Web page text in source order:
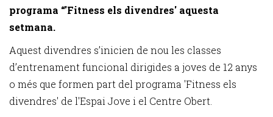
programa “'Fitness els divendres' aquesta
setmana.
Aquest divendres s’inicien de nou les classes
d’entrenament funcional dirigides a joves de 12 anys
o més que formen part del programa 'Fitness els
divendres' de l'Espai Jove i el Centre Obert.